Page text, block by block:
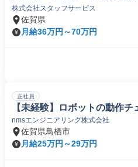
株式会社スタッフサービス
佐賀県
月給36万円～70万円
正社員
【未経験】ロボットの動作
nmsエンジニアリング株式会社
佐賀県鳥栖市
月給25万円～29万円